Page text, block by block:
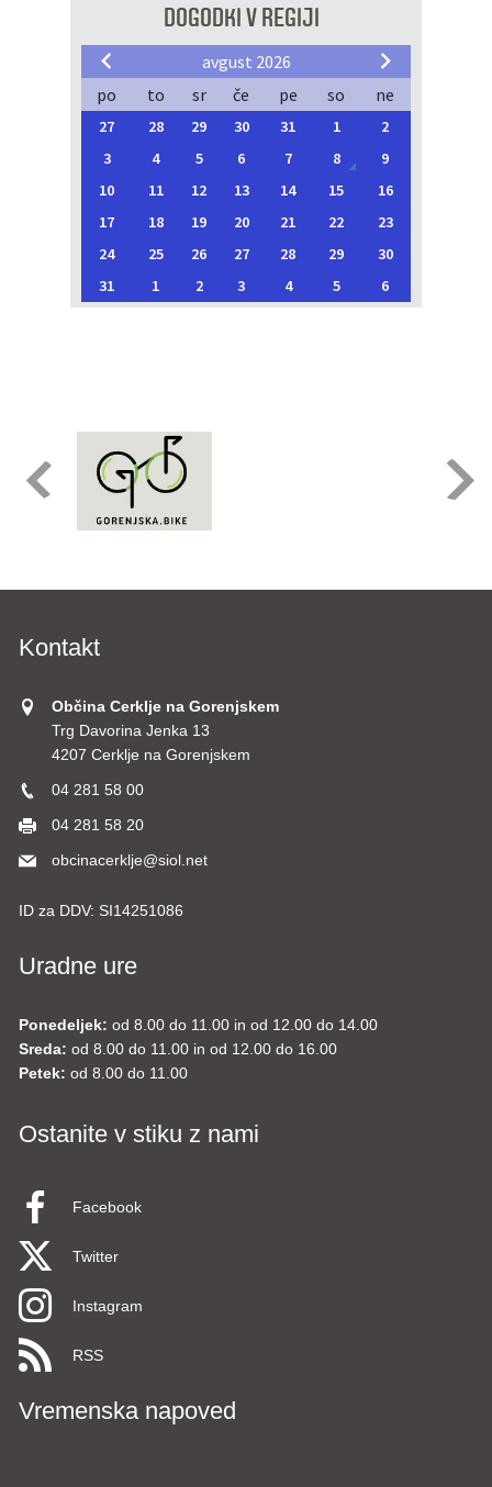
DOGODKI V REGIJI
avgust 2026
po
to sr če pe so ne
27 28 29 30 31 1
2
3
4 5 6 7 8
9
10
11 12 13 14 15
16
17
18 19 20 21 22
23
24
25 26 27 28 29
30
31
1 2 3 4 5 6
Kontakt
Občina Cerklje na Gorenjskem
Trg Davorina Jenka 13
4207 Cerklje na Gorenjskem
04 281 58 00
04 281 58 20
obcinacerklje@siol.net
ID za DDV: SI14251086
Uradne ure
Ponedeljek: od 8.00 do 11.00 in od 12.00 do 14.00
Sreda: od 8.00 do 11.00 in od 12.00 do 16.00
Petek: od 8.00 do 11.00
Ostanite v stiku z nami
Facebook
Twitter
Instagram
RSS
Vremenska napoved